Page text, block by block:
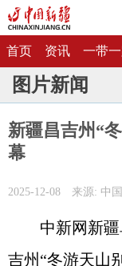
首页 资讯 一带
图片新闻
新疆昌吉州“
幕
2025-12-08 来源: 中
中新网新疆
吉州“冬游天山